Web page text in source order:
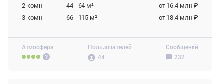
Атмосфера
Пользователей
44
Сообщений
232
2-комн
44 - 64 м²
от 16.4 млн ₽
3-комн
66 - 115 м² от 18.4 млн ₽